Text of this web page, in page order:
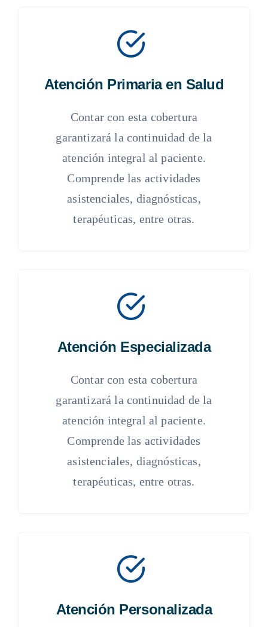
Atención Primaria en Salud
Contar con esta cobertura
garantizará la continuidad de la
atención integral al paciente.
Comprende las actividades
asistenciales, diagnósticas,
terapéuticas, entre otras.
Atención Especializada
Contar con esta cobertura
garantizará la continuidad de la
atención integral al paciente.
Comprende las actividades
asistenciales, diagnósticas,
terapéuticas, entre otras.
Atención Personalizada